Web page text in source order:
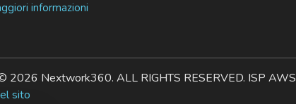
informazioni
Nextwork360. ALL RIGHTS RESERVED. ISP AWS
sito